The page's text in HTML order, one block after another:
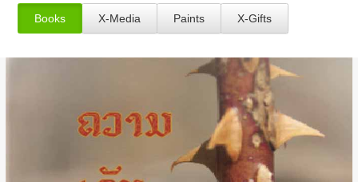
Books X-Media Paints X-Gifts